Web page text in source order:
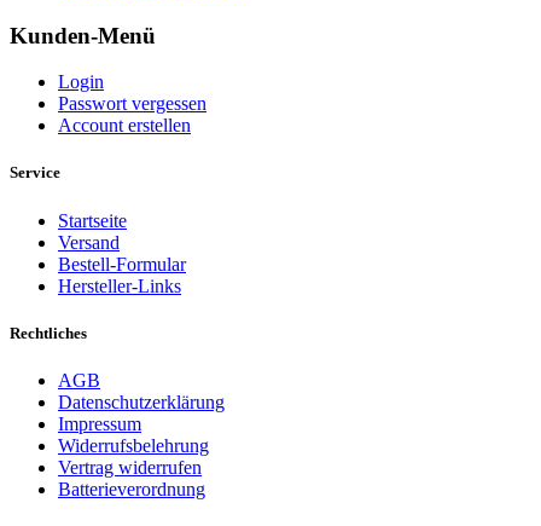
Kunden-Menü
Login
Passwort vergessen
Account erstellen
Service
Startseite
Versand
Bestell-Formular
Hersteller-Links
Rechtliches
AGB
Datenschutzerklärung
Impressum
Widerrufsbelehrung
Vertrag widerrufen
Batterieverordnung